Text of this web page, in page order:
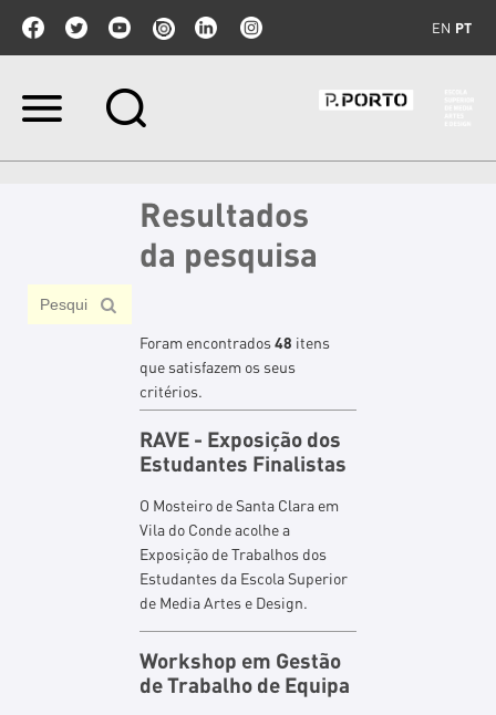
EN PT
Ir
Resultados
da pesquisa
Foram encontrados48 itens
que satisfazem os seus
critérios.
RAVE - Exposição dos
Estudantes Finalistas
O Mosteiro de Santa Clara em
Vila do Conde acolhe a
Exposição de Trabalhos dos
Estudantes da Escola Superior
de Media Artes e Design.
Workshop em Gestão
de Trabalho de Equipa